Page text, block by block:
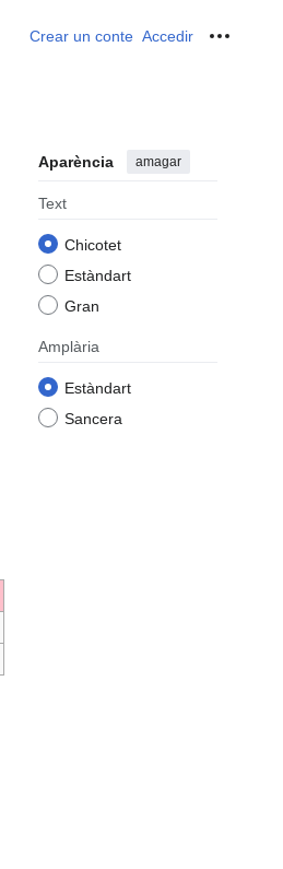
Crear un conte Accedir
Aparència amagar
Text
Chicotet
Estàndart
Gran
Amplària
Estàndart
Sancera